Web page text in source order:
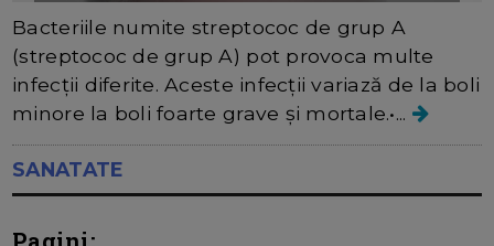
Bacteriile numite streptococ de grup A
(streptococ de grup A) pot provoca multe
infecții diferite. Aceste infecții variază de la boli
minore la boli foarte grave și mortale.•...
SANATATE
Pagini: